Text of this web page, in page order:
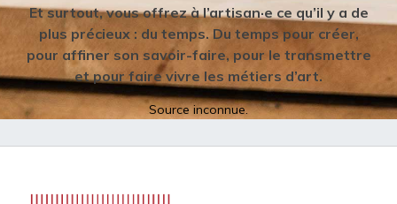
Et surtout, vous offrez à l’artisan·e ce qu’il y a de
plus précieux : du temps. Du temps pour créer,
pour affiner son savoir-faire, pour le transmettre
et pour faire vivre les métiers d’art.
Source inconnue.